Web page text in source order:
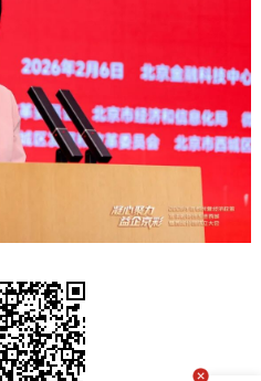
解读
题公开
部门服务
服务
政务